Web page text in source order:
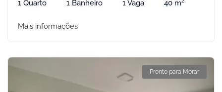
1 Quarto 1 Banheiro 1 Vaga 40 m²
Mais informações
Pronto para Morar